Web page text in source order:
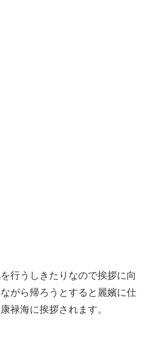
行うしきたりなので挨拶に向
がら帰ろうとすると麗嬪に仕
禄海に挨拶されます。